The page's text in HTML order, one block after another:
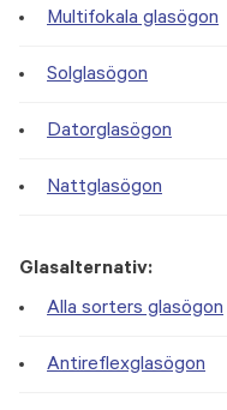
Multifokala glasögon
Solglasögon
Datorglasögon
Nattglasögon
Glasalternativ:
Alla sorters glasögon
Antireflexglasögon